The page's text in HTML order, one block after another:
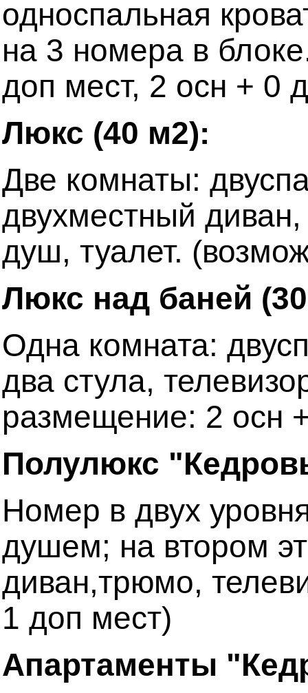
односпальная
на 3 номера в
доп мест, 2 осн + 0
Люкс (40 м2):
Две комнаты:
двухместный
душ, туалет.
Люкс над баней
Одна комната:
два стула,
размещение: 2 осн
Полулюкс
Номер в двух
душем; на втором
диван,трюмо,
1 доп мест)
Апартаменты